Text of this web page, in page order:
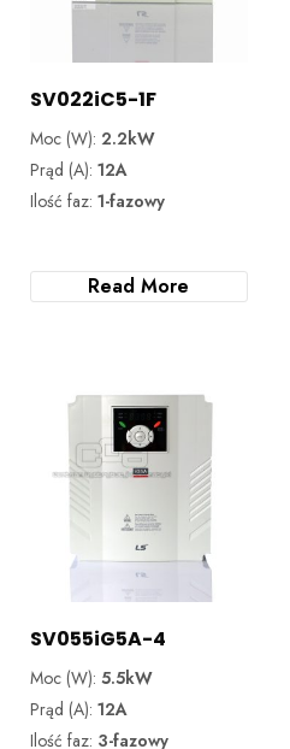
SV022iC5-1F
Moc (W): 2.2kW
Prąd (A): 12A
Ilość faz: 1-fazowy
Read More
SV055iG5A-4
Moc (W): 5.5kW
Prąd (A): 12A
Ilość faz: 3-fazowy